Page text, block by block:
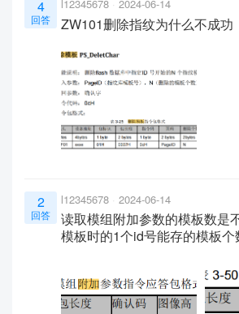
4
回答
l12345678 2024-06-14
ZW101删除指纹为什么不成功
2
回答
l12345678 2024-06-14
读取模组附加参数的模板数是
模板时的1个id号能存的模板个